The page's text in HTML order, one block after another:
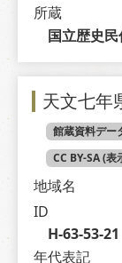
所蔵
国立歴史
天文七年
館蔵資料デー
CC BY-SA (表
地域名
ID
H-63-53-21
年代表記